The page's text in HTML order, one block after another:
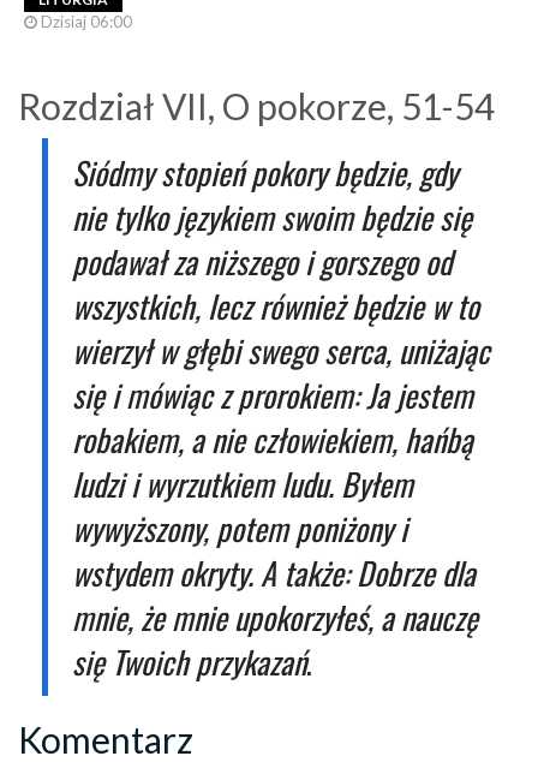
Dzisiaj 06:00
Rozdział VII, O pokorze, 51-54
Siódmy stopień pokory będzie, gdy
nie tylko językiem swoim będzie się
podawał za niższego i gorszego od
wszystkich, lecz również będzie w to
wierzył w głębi swego serca, uniżając
się i mówiąc z prorokiem: Ja jestem
robakiem, a nie człowiekiem, hańbą
ludzi i wyrzutkiem ludu. Byłem
wywyższony, potem poniżony i
wstydem okryty. A także: Dobrze dla
mnie, że mnie upokorzyłeś, a nauczę
się Twoich przykazań.
Komentarz